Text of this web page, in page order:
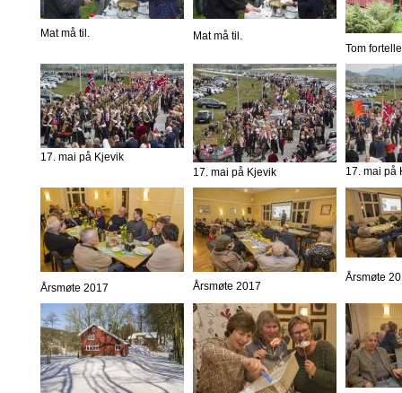
Mat må til.
Mat må til.
Tom
17. mai på Kjevik
17. mai på Kjevik
17. mai på
Årsmøte 2017 Årsmøte 2017
Årsmøte